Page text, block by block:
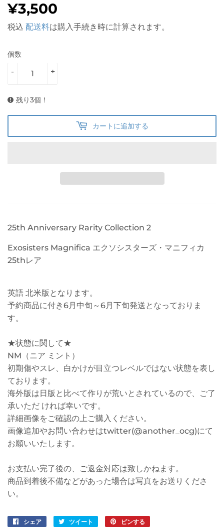
¥3,500
税込 配送料は購入手続き時に計算されます。
個数
+
-
残り3個！
カートに追加する
25th Anniversary Rarity Collection 2
Exosisters Magnifica エクソシスターズ・マニフィカ
25thレア
英語 北米版となります。
予約商品に付き6月中旬～6月下旬発送となっておりま
す。
★状態に関して★
NM（ニア ミント）
初期傷やスレ、白かけが目立つレベルではない状態を表し
ております。
海外版は日版と比べて作りが荒いとされているので、ご了
承いただ ければ幸いです。
詳細画像をご確認の上ご購入ください。
画像追加やお問い合わせはtwitter(@another_ocg)にて
お願いいたします。
お支払い完了後の、ご返金対応は致しかねます。
商品到着後不備などがあった場合は写真をお送りくださ
い。
シェア
Facebookツイート
Twitter
ピンする